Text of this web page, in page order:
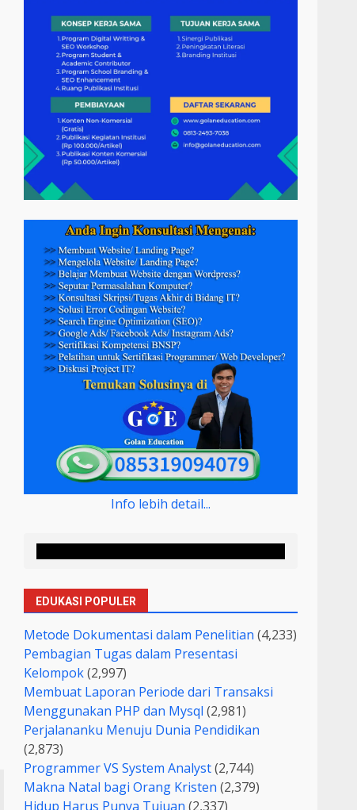
Info lebih detail...
EDUKASI POPULER
Metode Dokumentasi dalam Penelitian (4,233)
Pembagian Tugas dalam Presentasi
Kelompok(2,997)
Membuat Laporan Periode dari Transaksi
Menggunakan PHP dan Mysql (2,981)
Perjalananku Menuju Dunia Pendidikan
(2,873)
Programmer VS System Analyst(2,744)
Makna Natal bagi Orang Kristen (2,379)
Hidup Harus Punya Tujuan (2,337)